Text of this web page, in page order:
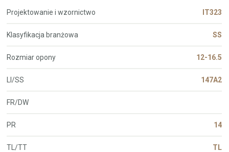
Projektowanie i wzornictwo IT323
Klasyfikacja branżowa SS
Rozmiar opony 12-16.5
LI/SS 147A2
FR/DW
PR 14
TL/TT TL